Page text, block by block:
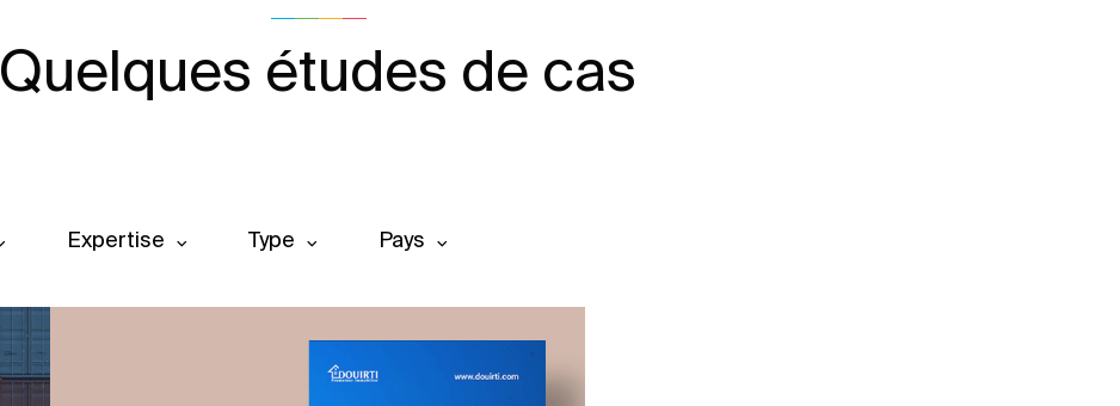
Quelques études de cas
Expertise Type Pays